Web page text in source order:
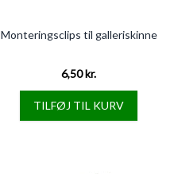
Monteringsclips til galleriskinne
6,50 kr.
TILFØJ TIL KURV